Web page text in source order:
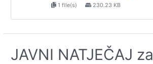
1 file(s) 230.23 KB
JAVNI NATJEČAJ